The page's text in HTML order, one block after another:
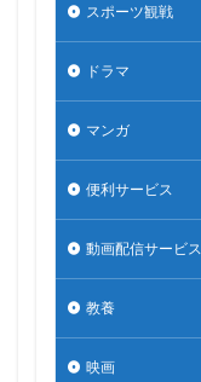
スポーツ観戦
ドラマ
マンガ
便利サービス
動画配信サービス
教養
映画